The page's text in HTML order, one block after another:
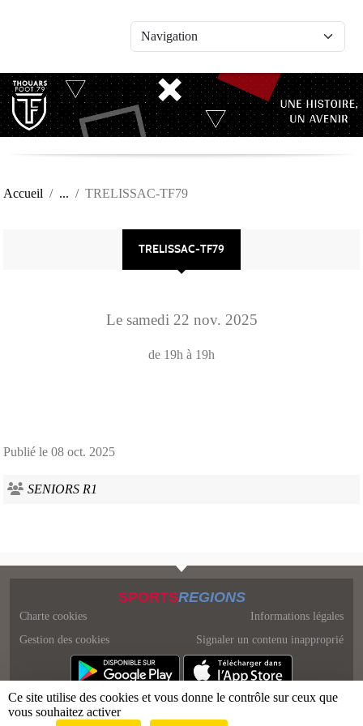
Accueil TRELISSAC-TF79
TRELISSAC-TF79
Le samedi 22 nov. 2025
de 19h à 19h
Publié le 08 oct. 2025
SENIORS R1
SPORTSREGIONS
Charte cookies
Gestion des cookies
Informations légales
Signaler un contenu inapproprié
Ce site utilise des cookies et vous donne le contrôle sur ceux que
vous souhaitez activer